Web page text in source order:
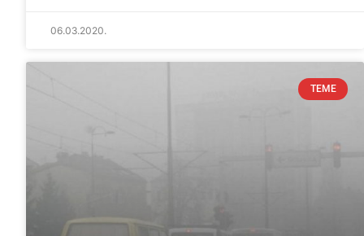
06.03.2020.
TEME